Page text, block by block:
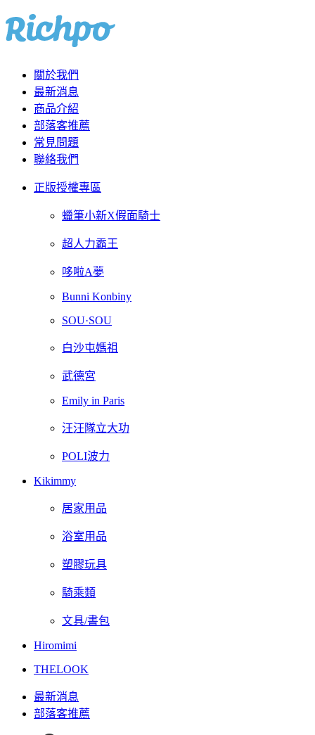
關於我們
最新消息
商品介紹
部落客推薦
常見問題
聯絡我們
正版授權專區
蠟筆小新X假面騎士
超人力霸王
哆啦A夢
Bunni Konbiny
SOU·SOU
白沙屯媽祖
武德宮
Emily in Paris
汪汪隊立大功
POLI波力
Kikimmy
居家用品
浴室用品
塑膠玩具
騎乘類
文具/書包
Hiromimi
THELOOK
最新消息
部落客推薦